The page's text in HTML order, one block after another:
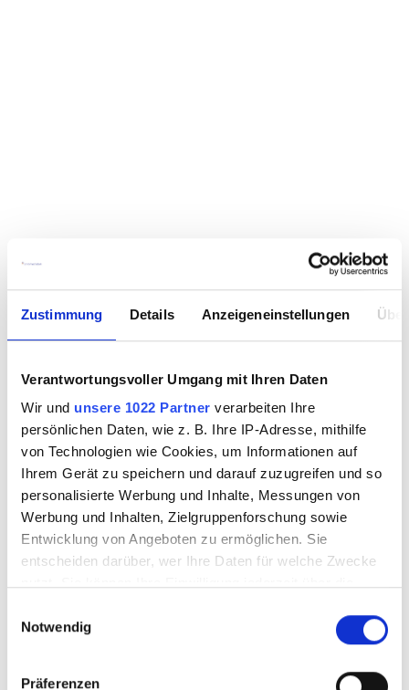
Zustimmung Details Anzeigeneinstellungen
Verantwortungsvoller Umgang mit Ihren Daten
Wir und unsere 1022 Partner verarbeiten Ihre
persönlichen Daten, wie z. B. Ihre IP-Adresse, mithilfe
von Technologien wie Cookies, um Informationen auf
Ihrem Gerät zu speichern und darauf zuzugreifen und so
personalisierte Werbung und Inhalte, Messungen von
Werbung und Inhalten, Zielgruppenforschung sowie
Entwicklung von Angeboten zu ermöglichen. Sie
entscheiden darüber, wer Ihre Daten für welche Zwecke
Trigger Symbol ändern oder widerrufen
Notwendig
Präferenzen